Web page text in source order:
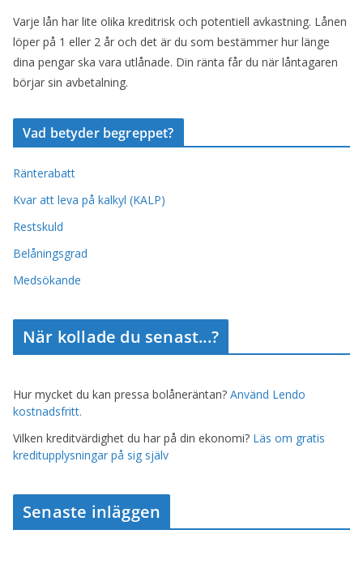
Varje lån har lite olika kreditrisk och potentiell avkastning. Lånen
löper på 1 eller 2 år och det är du som bestämmer hur länge
dina pengar ska vara utlånade. Din ränta får du när låntagaren
börjar sin avbetalning.
Vad betyder begreppet?
Ränterabatt
Kvar att leva på kalkyl (KALP)
Restskuld
Belåningsgrad
Medsökande
När kollade du senast...?
Hur mycket du kan pressa bolåneräntan? Använd Lendo
kostnadsfritt.
Vilken kreditvärdighet du har på din ekonomi? Läs om gratis
kreditupplysningar på sig själv
Senaste inläggen